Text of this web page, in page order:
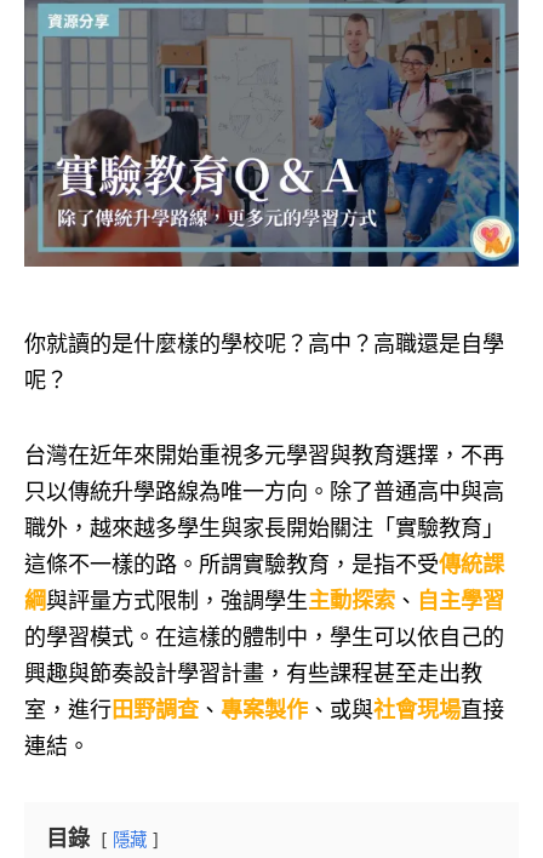
你就讀的是什麼樣的學校呢？高中？高職還是自學
呢？
台灣在近年來開始重視多元學習與教育選擇，不再
只以傳統升學路線為唯一方向。除了普通高中與高
職外，越來越多學生與家長開始關注「實驗教育」
這條不一樣的路。所謂實驗教育，是指不受傳統課
綱與評量方式限制，強調學生主動探索 、 自主學習
的學習模式。在這樣的體制中，學生可以依自己的
興趣與節奏設計學習計畫，有些課程甚至走出教
室，進行田野調查 、 專案製作、或與社會現場直接
連結。
目錄 隱藏